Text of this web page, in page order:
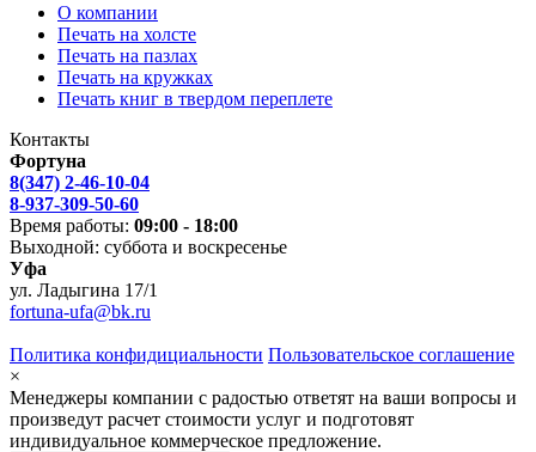
О компании
Печать на холсте
Печать на пазлах
Печать на кружках
Печать книг в твердом переплете
Контакты
Фортуна
8(347) 2-46-10-04
8-937-309-50-60
Время работы: 09:00 - 18:00
Выходной: суббота и воскресенье
Уфа
ул. Ладыгина 17/1
fortuna-ufa@bk.ru
Политика конфидициальности Пользовательское соглашение
×
Менеджеры компании с радостью ответят на ваши вопросы и
произведут расчет стоимости услуг и подготовят
индивидуальное коммерческое предложение.